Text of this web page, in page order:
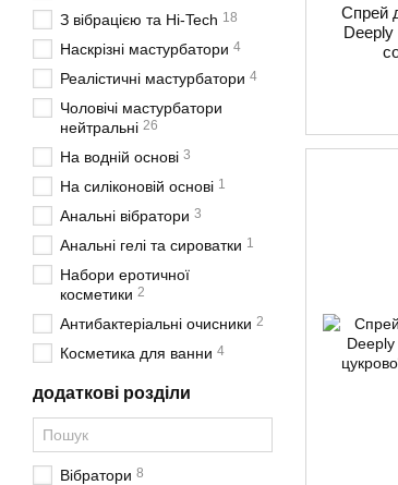
Спрей
Deeply
З вібрацією та Hi-Tech 18
Наскрізні мастурбатори 4
Реалістичні мастурбатори 4
Чоловічі мастурбатори
нейтральні 26
На водній основі 3
На силіконовій основі 1
Анальні вібратори 3
Анальні гелі та сироватки 1
Набори еротичної
косметики 2
Антибактеріальні очисники 2
Косметика для ванни 4
додаткові розділи
Вібратори 8